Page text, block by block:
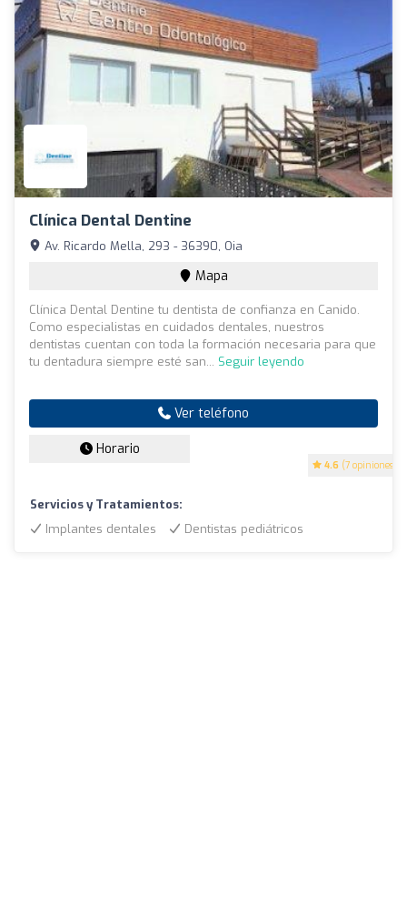
Clínica Dental Dentine
4.6 (7 opiniones)
Av. Ricardo Mella, 293 - 36390, Oia
Mapa
Clínica Dental Dentine tu dentista de confianza en Canido.
Como especialistas en cuidados dentales, nuestros
dentistas cuentan con toda la formación necesaria para que
tu dentadura siempre esté san... Seguir leyendo
Ver teléfono
Horario
Servicios y Tratamientos:
Implantes dentales
Dentistas pediátricos